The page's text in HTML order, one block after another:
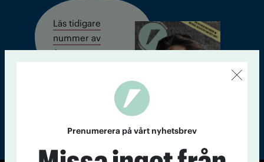
Läs tidigare
nummer av
Accent
Prenumerera på vårt nyhetsbrev